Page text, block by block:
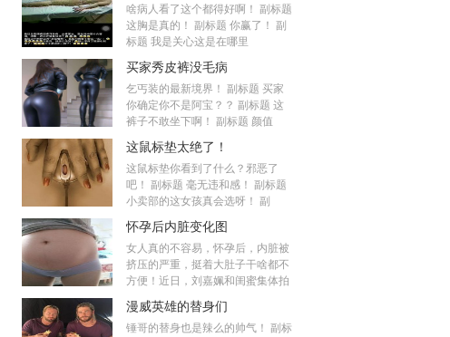
啥病人看了这个都得好啊！ 副标题
这胸是真的！ 副标题 你赢了！ 副
标题 我是关心这是在哪里
买家秀皮裤没毛病
乞丐装的最新境界！ 副标题 买家
你确定你不是阿宝？？ 副标题 这
裤子不敢坐下啊！ 副标题 颜值
这鼠标垫太绝了！
这鼠标垫你看到了什么？邪恶了
吧！ 副标题 毫无违和感！ 副标题
小卖部的这女孩真会选呀！ 副
怀孕后内脏变化图
女人真的不容易，怀孕后，内脏被
挤压的严重，挺着大肚子干啥都不
方便！近日，刘嘉姵和闺蜜集体拍
漫威英雄的替身们
锤哥的替身也是辣么的帅气！ 副标